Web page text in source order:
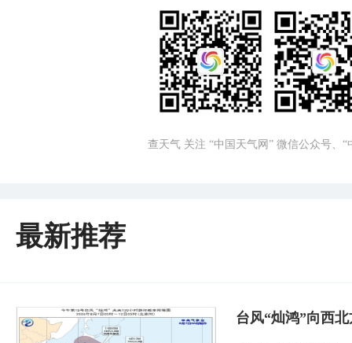
查天气 关注 “中国天气网” 微信公众号、
最新推荐
台风“灿鸿”向西